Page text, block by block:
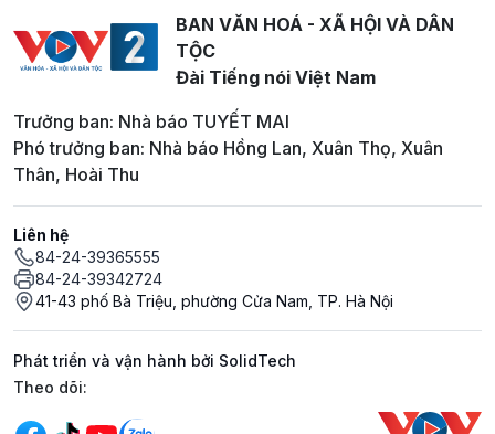
BAN VĂN HOÁ - XÃ HỘI VÀ DÂN
TỘC
Đài Tiếng nói Việt Nam
Trưởng ban: Nhà báo TUYẾT MAI
Phó trưởng ban: Nhà báo Hồng Lan, Xuân Thọ, Xuân
Thân, Hoài Thu
Liên hệ
84-24-39365555
84-24-39342724
41-43 phố Bà Triệu, phường Cửa Nam, TP. Hà Nội
Phát triển và vận hành bởi SolidTech
Mạng xã hội
Theo dõi: